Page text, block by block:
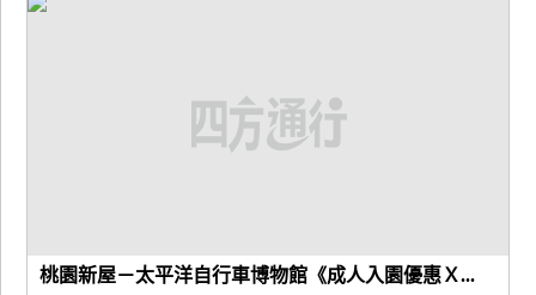
桃園新屋－太平洋自行車博物館《成人入園優惠Ｘ...